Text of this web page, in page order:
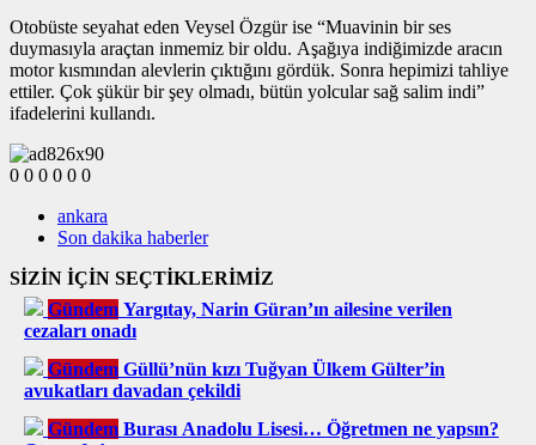
Otobüste seyahat eden Veysel Özgür ise “Muavinin bir ses
duymasıyla araçtan inmemiz bir oldu. Aşağıya indiğimizde aracın
motor kısmından alevlerin çıktığını gördük. Sonra hepimizi tahliye
ettiler. Çok şükür bir şey olmadı, bütün yolcular sağ salim indi”
ifadelerini kullandı.
0 0 0 0 0 0
ankara
Son dakika haberler
SİZİN İÇİN SEÇTİKLERİMİZ
Gündem Yargıtay, Narin Güran’ın ailesine verilen
cezaları onadı
Gündem Güllü’nün kızı Tuğyan Ülkem Gülter’in
avukatları davadan çekildi
Gündem Burası Anadolu Lisesi… Öğretmen ne yapsın?